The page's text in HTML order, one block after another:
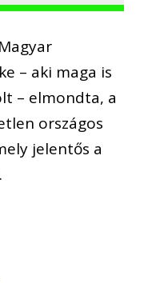
– aki maga is
– elmondta, a
országos
jelentős a